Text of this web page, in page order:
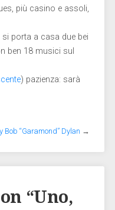
più casino e assoli,
si porta a casa due bei
ben 18 musici sul
) pazienza: sarà
“Garamond” Dylan →
“Uno,